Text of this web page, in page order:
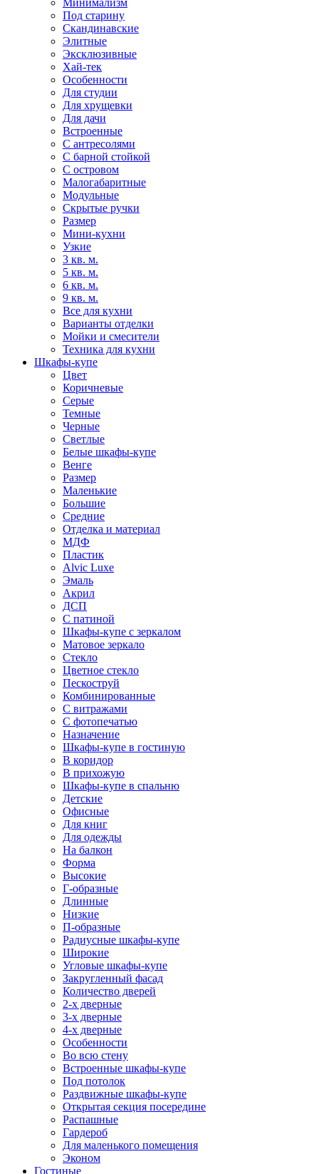
Минимализм
Под старину
Скандинавские
Элитные
Эксклюзивные
Хай-тек
Особенности
Для студии
Для хрущевки
Для дачи
Встроенные
С антресолями
С барной стойкой
С островом
Малогабаритные
Модульные
Скрытые ручки
Размер
Мини-кухни
Узкие
3 кв. м.
5 кв. м.
6 кв. м.
9 кв. м.
Все для кухни
Варианты отделки
Мойки и смесители
Техника для кухни
Шкафы-купе
Цвет
Коричневые
Серые
Темные
Черные
Светлые
Белые шкафы-купе
Венге
Размер
Маленькие
Большие
Средние
Отделка и материал
МДФ
Пластик
Alvic Luxe
Эмаль
Акрил
ДСП
С патиной
Шкафы-купе с зеркалом
Матовое зеркало
Стекло
Цветное стекло
Пескоструй
Комбинированные
С витражами
С фотопечатью
Назначение
Шкафы-купе в гостиную
В коридор
В прихожую
Шкафы-купе в спальню
Детские
Офисные
Для книг
Для одежды
На балкон
Форма
Высокие
Г-образные
Длинные
Низкие
П-образные
Радиусные шкафы-купе
Широкие
Угловые шкафы-купе
Закругленный фасад
Количество дверей
2-х дверные
3-х дверные
4-х дверные
Особенности
Во всю стену
Встроенные шкафы-купе
Под потолок
Раздвижные шкафы-купе
Открытая секция посередине
Распашные
Гардероб
Для маленького помещения
Эконом
Гостиные